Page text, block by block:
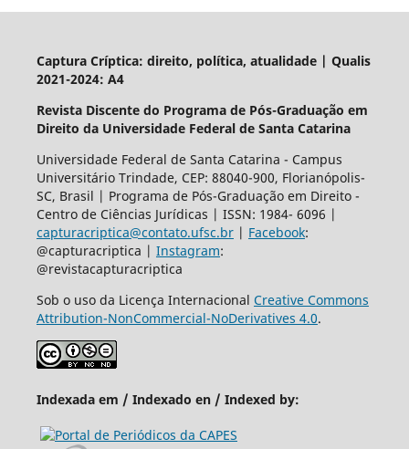
Captura Críptica: direito, política, atualidade | Qualis
2021-2024: A4
Revista Discente do Programa de Pós-Graduação em
Direito da Universidade Federal de Santa Catarina
Universidade Federal de Santa Catarina - Campus
Universitário Trindade, CEP: 88040-900, Florianópolis-
SC, Brasil | Programa de Pós-Graduação em Direito -
Centro de Ciências Jurídicas | ISSN: 1984- 6096 |
capturacriptica@contato.ufsc.br| Facebook:
@capturacriptica | Instagram:
@revistacapturacriptica
Sob o uso da Licença Internacional Creative Commons
Attribution-NonCommercial-NoDerivatives 4.0.
Indexada em / Indexado en / Indexed by: